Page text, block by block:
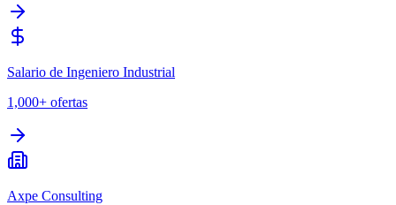
Salario de Ingeniero Industrial
1,000+ ofertas
Axpe Consulting